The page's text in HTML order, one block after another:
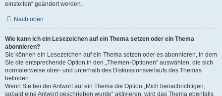
einstellen“ geändert werden.
Nach oben
Wie kann ich ein Lesezeichen auf ein Thema setzen oder ein Thema
abonnieren?
Sie können ein Lesezeichen auf ein Thema setzen oder es abonnieren, in dem
Sie die entsprechende Option in den „Themen-Optionen“ auswählen, die sich
normalerweise ober- und unterhalb des Diskussionsverlaufs des Themas
befinden.
Wenn Sie bei der Antwort auf ein Thema die Option „Mich benachrichtigen,
sobald eine Antwort geschrieben wurde“ aktivieren, wird das Thema ebenfalls